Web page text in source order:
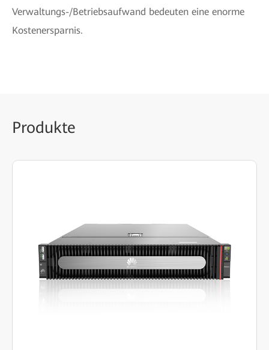
Verwaltungs-/Betriebsaufwand bedeuten eine enorme
Kostenersparnis.
Produkte